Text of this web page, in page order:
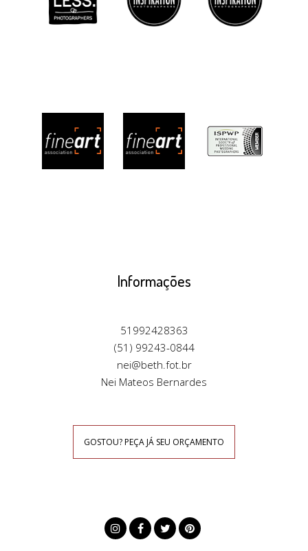
Informações
51992428363
(51) 99243-0844
nei@beth.fot.br
Nei Mateos Bernardes
GOSTOU? PEÇA JÁ SEU ORÇAMENTO